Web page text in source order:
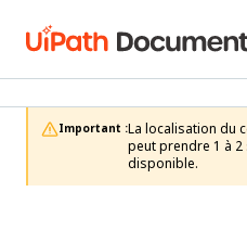
Important :La localisation du
peut prendre 1 à 2
disponible.